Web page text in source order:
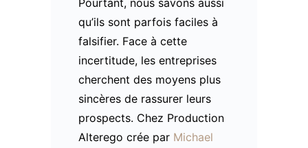
qu’ils sont parfois faciles à
falsifier. Face à cette
incertitude, les entreprises
cherchent des moyens plus
sincères de rassurer leurs
prospects. Chez Production
Alterego crée par Michael